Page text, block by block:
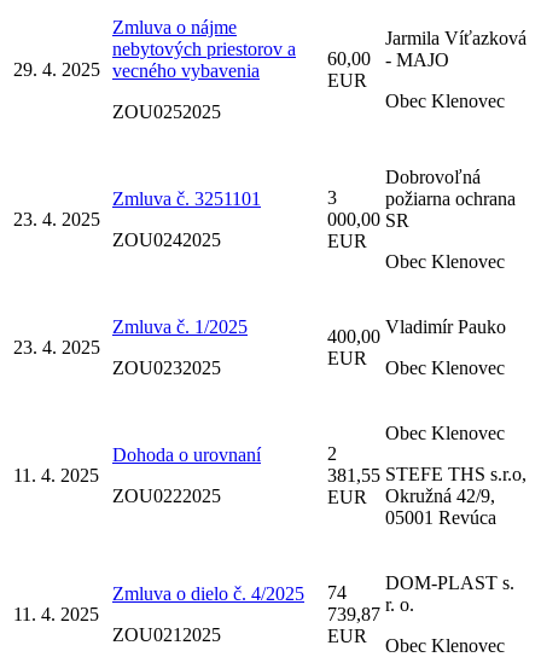
29. 4. 2025
Zmluva o nájme
nebytových priestorov a
vecného vybavenia
ZOU0252025
60,00
EUR
Jarmila Víťazková
- MAJO
Obec Klenovec
23. 4. 2025
Zmluva č. 3251101
ZOU0242025
3
000,00
EUR
Dobrovoľná
požiarna ochrana
SR
Obec Klenovec
23. 4. 2025
Zmluva č. 1/2025
ZOU0232025
400,00
EUR
Vladimír Pauko
Obec Klenovec
11. 4. 2025
Dohoda o urovnaní
ZOU0222025
2
381,55
EUR
Obec Klenovec
STEFE THS s.r.o,
Okružná 42/9,
05001 Revúca
11. 4. 2025
Zmluva o dielo č. 4/2025
ZOU0212025
74
739,87
EUR
DOM-PLAST s.
r. o.
Obec Klenovec